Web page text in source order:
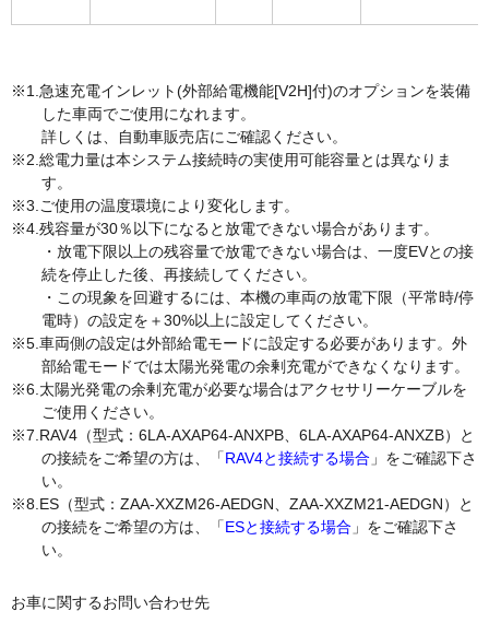
急速充電インレット(外部給電機能[V2H]付)のオプションを装備
した車両でご使用になれます。
詳しくは、自動車販売店にご確認ください。
総電力量は本システム接続時の実使用可能容量とは異なりま
す。
ご使用の温度環境により変化します。
残容量が30％以下になると放電できない場合があります。
・放電下限以上の残容量で放電できない場合は、一度EVとの接
続を停止した後、再接続してください。
・この現象を回避するには、本機の車両の放電下限（平常時/停
電時）の設定を＋30%以上に設定してください。
車両側の設定は外部給電モードに設定する必要があります。外
部給電モードでは太陽光発電の余剰充電ができなくなります。
太陽光発電の余剰充電が必要な場合はアクセサリーケーブルを
ご使用ください。
RAV4（型式：6LA-AXAP64-ANXPB、6LA-AXAP64-ANXZB）と
の接続をご希望の方は、「RAV4と接続する場合 」をご確認下さ
い。
ES（型式：ZAA-XXZM26-AEDGN、ZAA-XXZM21-AEDGN）と
の接続をご希望の方は、「ESと接続する場合 」をご確認下さ
い。
お車に関するお問い合わせ先